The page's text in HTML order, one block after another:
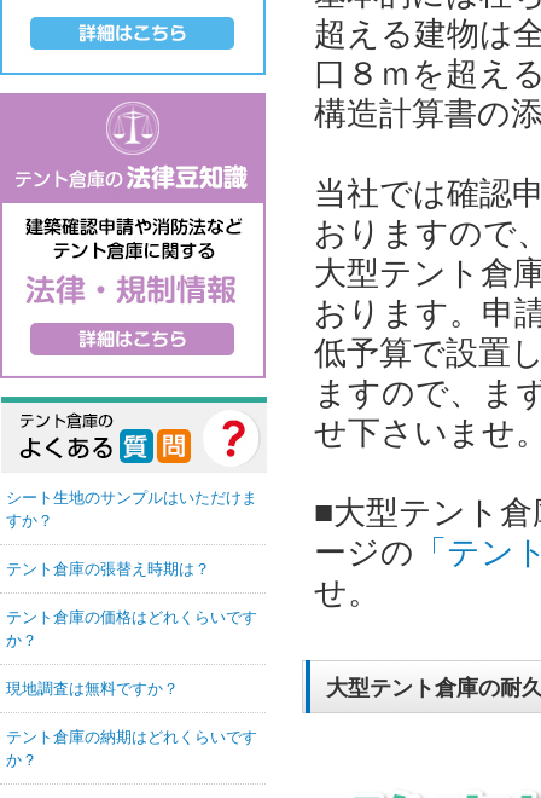
超える建物は
口８ｍを超え
構造計算書の
当社では確認
おりますので
大型テント倉
おります。申
低予算で設置
ますので、ま
せ下さいませ
■大型テント
ージの 「テン
せ。
大型テント倉庫の耐
シート生地のサンプルはいただけま
すか？
テント倉庫の張替え時期は？
テント倉庫の価格はどれくらいです
か？
現地調査は無料ですか？
テント倉庫の納期はどれくらいです
か？